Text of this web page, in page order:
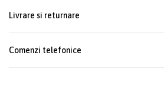
Livrare si returnare
Comenzi telefonice